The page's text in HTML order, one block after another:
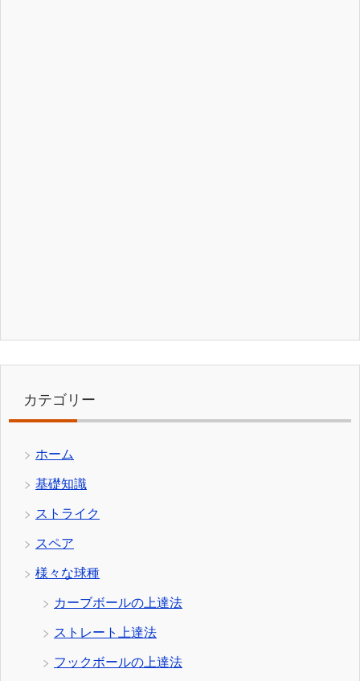
カテゴリー
ホーム
基礎知識
ストライク
スペア
様々な球種
カーブボールの上達法
ストレート上達法
フックボールの上達法